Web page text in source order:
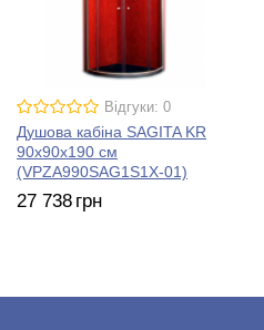
Відгуки: 0
Душова кабіна SAGITA KR
90х90х190 см
(VPZA990SAG1S1X-01)
27 738 грн